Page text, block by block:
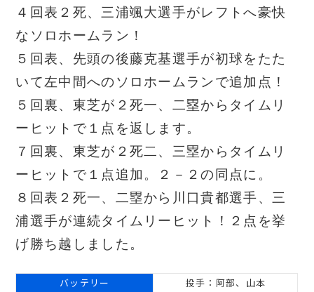
４ 回表２死、三浦颯大選手がレフトへ豪快
なソロホームラン！
５回表、先頭の後藤克基選手が初球をたた
いて左中間へのソロホームランで追加点！
５回裏、東芝が２死一、二塁からタイムリ
ーヒットで１点を返します。
７回裏、東芝が２死二、三塁からタイムリ
ーヒットで１点追加。２－２の同点に。
８回表２死一、二塁から川口貴都選手、三
浦選手が連続タイムリーヒット！２点を挙
げ勝ち越しました。
バッテリー
投手：阿部、山本